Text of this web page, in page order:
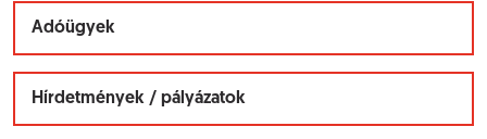
Adóügyek
Hírdetmények / pályázatok